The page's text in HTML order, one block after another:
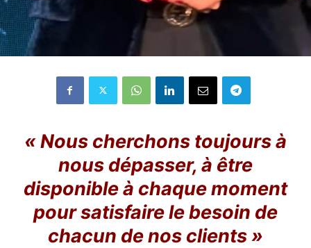
« Nous cherchons toujours à
nous dépasser, à être
disponible à chaque moment
pour satisfaire le besoin de
chacun de nos clients »